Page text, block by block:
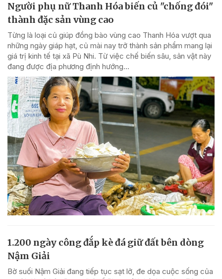
Người phụ nữ Thanh Hóa biến củ "chống đói"
thành đặc sản vùng cao
Từng là loại củ giúp đồng bào vùng cao Thanh Hóa vượt qua
những ngày giáp hạt, củ mài nay trở thành sản phẩm mang lại
giá trị kinh tế tại xã Pù Nhi. Từ việc chế biến sâu, sản vật này
đang được địa phương định hướng...
1.200 ngày công đắp kè đá giữ đất bên dòng
Nậm Giải
Bờ suối Nậm Giải đang tiếp tục sạt lở, đe dọa cuộc sống của